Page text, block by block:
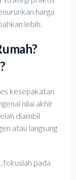
harga
lebih.
kesepakatan
nilai akhir
diambil
atau langsung
fokuslah pada